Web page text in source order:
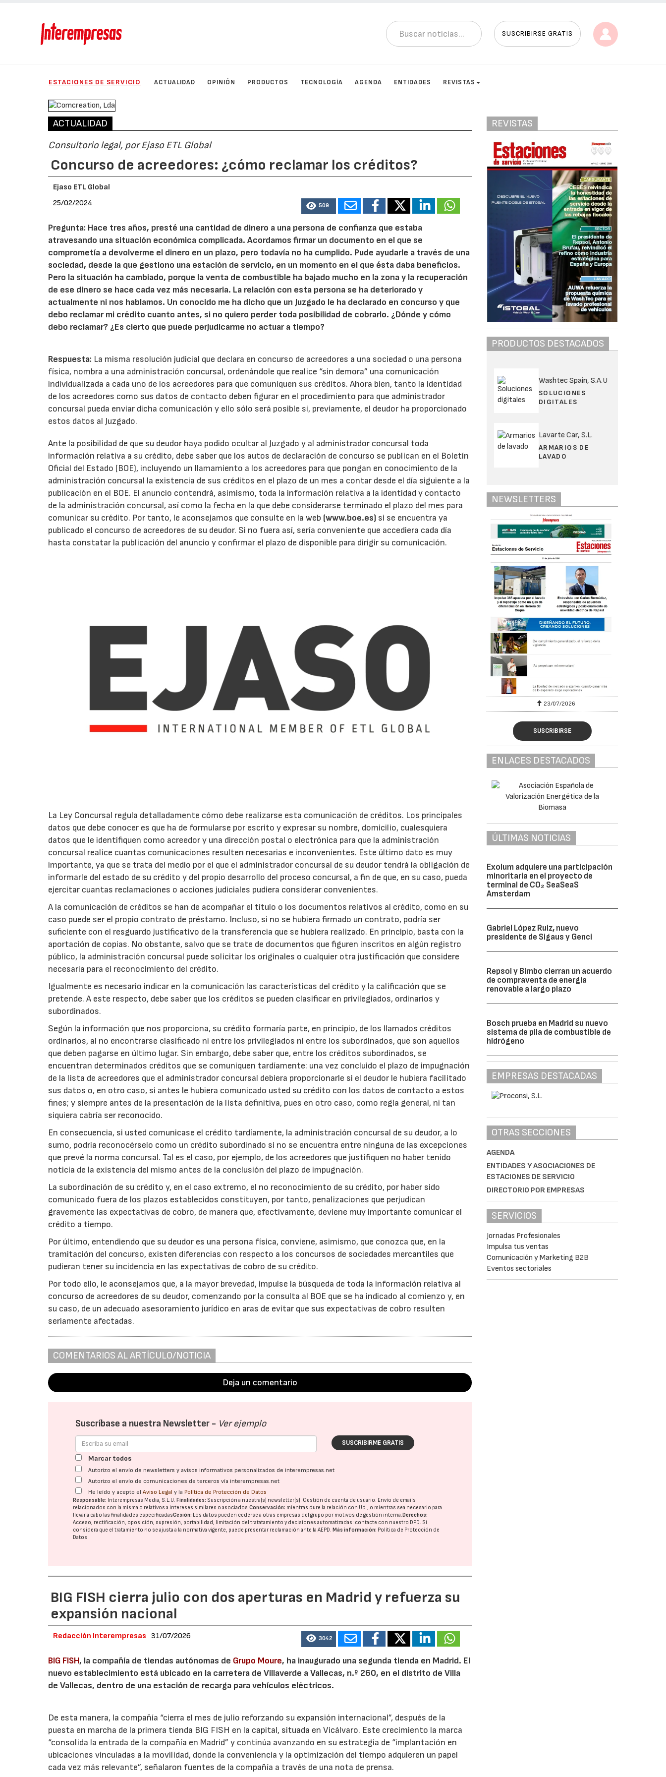
SUSCRIBIRSE GRATIS
ESTACIONES DE SERVICIO ACTUALIDAD OPINIÓN PRODUCTOS TECNOLOGÍA AGENDA ENTIDADES REVISTAS
ACTUALIDAD
Consultorio legal, por Ejaso ETL Global
Concurso de acreedores: ¿cómo reclamar los créditos?
Ejaso ETL Global
25/02/2024
509
Pregunta: Hace tres años, presté una cantidad de dinero a una persona de confianza que estaba
atravesando una situación económica complicada. Acordamos firmar un documento en el que se
comprometía a devolverme el dinero en un plazo, pero todavía no ha cumplido. Pude ayudarle a través de una
sociedad, desde la que gestiono una estación de servicio, en un momento en el que ésta daba beneficios.
Pero la situación ha cambiado, porque la venta de combustible ha bajado mucho en la zona y la recuperación
de ese dinero se hace cada vez más necesaria. La relación con esta persona se ha deteriorado y
actualmente ni nos hablamos. Un conocido me ha dicho que un Juzgado le ha declarado en concurso y que
debo reclamar mi crédito cuanto antes, si no quiero perder toda posibilidad de cobrarlo. ¿Dónde y cómo
debo reclamar? ¿Es cierto que puede perjudicarme no actuar a tiempo?
Respuesta: La misma resolución judicial que declara en concurso de acreedores a una sociedad o una persona
física, nombra a una administración concursal, ordenándole que realice “sin demora” una comunicación
individualizada a cada uno de los acreedores para que comuniquen sus créditos. Ahora bien, tanto la identidad
de los acreedores como sus datos de contacto deben figurar en el procedimiento para que administrador
concursal pueda enviar dicha comunicación y ello sólo será posible si, previamente, el deudor ha proporcionado
estos datos al Juzgado.
Ante la posibilidad de que su deudor haya podido ocultar al Juzgado y al administrador concursal toda
información relativa a su crédito, debe saber que los autos de declaración de concurso se publican en el Boletín
Oficial del Estado (BOE), incluyendo un llamamiento a los acreedores para que pongan en conocimiento de la
administración concursal la existencia de sus créditos en el plazo de un mes a contar desde el día siguiente a la
publicación en el BOE. El anuncio contendrá, asimismo, toda la información relativa a la identidad y contacto
de la administración concursal, así como la fecha en la que debe considerarse terminado el plazo del mes para
comunicar su crédito. Por tanto, le aconsejamos que consulte en la web (www.boe.es) si se encuentra ya
publicado el concurso de acreedores de su deudor. Si no fuera así, sería conveniente que accediera cada día
hasta constatar la publicación del anuncio y confirmar el plazo de disponible para dirigir su comunicación.
La Ley Concursal regula detalladamente cómo debe realizarse esta comunicación de créditos. Los principales
datos que debe conocer es que ha de formularse por escrito y expresar su nombre, domicilio, cualesquiera
datos que le identifiquen como acreedor y una dirección postal o electrónica para que la administración
concursal realice cuantas comunicaciones resulten necesarias e inconvenientes. Este último dato es muy
importante, ya que se trata del medio por el que el administrador concursal de su deudor tendrá la obligación de
informarle del estado de su crédito y del propio desarrollo del proceso concursal, a fin de que, en su caso, pueda
ejercitar cuantas reclamaciones o acciones judiciales pudiera considerar convenientes.
A la comunicación de créditos se han de acompañar el título o los documentos relativos al crédito, como en su
caso puede ser el propio contrato de préstamo. Incluso, si no se hubiera firmado un contrato, podría ser
suficiente con el resguardo justificativo de la transferencia que se hubiera realizado. En principio, basta con la
aportación de copias. No obstante, salvo que se trate de documentos que figuren inscritos en algún registro
público, la administración concursal puede solicitar los originales o cualquier otra justificación que considere
necesaria para el reconocimiento del crédito.
Igualmente es necesario indicar en la comunicación las características del crédito y la calificación que se
pretende. A este respecto, debe saber que los créditos se pueden clasificar en privilegiados, ordinarios y
subordinados.
Según la información que nos proporciona, su crédito formaría parte, en principio, de los llamados créditos
ordinarios, al no encontrarse clasificado ni entre los privilegiados ni entre los subordinados, que son aquellos
que deben pagarse en último lugar. Sin embargo, debe saber que, entre los créditos subordinados, se
encuentran determinados créditos que se comuniquen tardíamente: una vez concluido el plazo de impugnación
de la lista de acreedores que el administrador concursal debiera proporcionarle si el deudor le hubiera facilitado
sus datos o, en otro caso, si antes le hubiera comunicado usted su crédito con los datos de contacto a estos
fines; y siempre antes de la presentación de la lista definitiva, pues en otro caso, como regla general, ni tan
siquiera cabría ser reconocido.
En consecuencia, si usted comunicase el crédito tardíamente, la administración concursal de su deudor, a lo
sumo, podría reconocérselo como un crédito subordinado si no se encuentra entre ninguna de las excepciones
que prevé la norma concursal. Tal es el caso, por ejemplo, de los acreedores que justifiquen no haber tenido
noticia de la existencia del mismo antes de la conclusión del plazo de impugnación.
La subordinación de su crédito y, en el caso extremo, el no reconocimiento de su crédito, por haber sido
comunicado fuera de los plazos establecidos constituyen, por tanto, penalizaciones que perjudican
gravemente las expectativas de cobro, de manera que, efectivamente, deviene muy importante comunicar el
crédito a tiempo.
Por último, entendiendo que su deudor es una persona física, conviene, asimismo, que conozca que, en la
tramitación del concurso, existen diferencias con respecto a los concursos de sociedades mercantiles que
pudieran tener su incidencia en las expectativas de cobro de su crédito.
Por todo ello, le aconsejamos que, a la mayor brevedad, impulse la búsqueda de toda la información relativa al
concurso de acreedores de su deudor, comenzando por la consulta al BOE que se ha indicado al comienzo y, en
su caso, de un adecuado asesoramiento jurídico en aras de evitar que sus expectativas de cobro resulten
seriamente afectadas.
COMENTARIOS AL ARTÍCULO/NOTICIA
Deja un comentario
Suscríbase a nuestra Newsletter - Ver ejemplo
SUSCRIBIRME GRATIS
Marcar todos
Autorizo el envío de newsletters y avisos informativos personalizados de interempresas.net
Autorizo el envío de comunicaciones de terceros vía interempresas.net
He leído y acepto elAviso Legal y la Política de Protección de Datos
Responsable: Interempresas Media, S.L.U.Finalidades: Suscripción a nuestra(s) newsletter(s). Gestión de cuenta de usuario. Envío de emails
relacionados con la misma o relativos a intereses similares o asociados.Conservación: mientras dure la relación con Ud., o mientras sea necesario para
llevar a cabo las finalidades especificadasCesión: Los datos pueden cederse a otras empresas del grupo por motivos de gestión interna.Derechos:
Acceso, rectificación, oposición, supresión, portabilidad, limitación del tratatamiento y decisiones automatizadas: contacte con nuestro DPD. Si
considera que el tratamiento no se ajusta a la normativa vigente, puede presentar reclamación ante laAEPD.Más información: Política de Protección de
Datos
BIG FISH cierra julio con dos aperturas en Madrid y refuerza su
expansión nacional
Redacción Interempresas 31/07/2026 3042
BIG FISH, la compañía de tiendas autónomas de Grupo Moure, ha inaugurado una segunda tienda en Madrid. El
nuevo establecimiento está ubicado en la carretera de Villaverde a Vallecas, n.º 260, en el distrito de Villa
de Vallecas, dentro de una estación de recarga para vehículos eléctricos.
De esta manera, la compañía “cierra el mes de julio reforzando su expansión internacional”, después de la
puesta en marcha de la primera tienda BIG FISH en la capital, situada en Vicálvaro. Este crecimiento la marca
“consolida la entrada de la compañía en Madrid” y continúa avanzando en su estrategia de “implantación en
ubicaciones vinculadas a la movilidad, donde la conveniencia y la optimización del tiempo adquieren un papel
cada vez más relevante”, señalaron fuentes de la compañía a través de una nota de prensa.
REVISTAS
PRODUCTOS DESTACADOS
Washtec Spain, S.A.U
SOLUCIONES
DIGITALES
Lavarte Car, S.L.
ARMARIOS DE
LAVADO
NEWSLETTERS
23/07/2026 30/07/2026 23/07/2026
SUSCRIBIRSE
ENLACES DESTACADOS
ÚLTIMAS NOTICIAS
Exolum adquiere una participación
minoritaria en el proyecto de
terminal de CO₂ SeaSeaS
Amsterdam
Gabriel López Ruiz, nuevo
presidente de Sigaus y Genci
Repsol y Bimbo cierran un acuerdo
de compraventa de energía
renovable a largo plazo
Bosch prueba en Madrid su nuevo
sistema de pila de combustible de
hidrógeno
EMPRESAS DESTACADAS
OTRAS SECCIONES
AGENDA
ENTIDADES Y ASOCIACIONES DE
ESTACIONES DE SERVICIO
DIRECTORIO POR EMPRESAS
SERVICIOS
Jornadas Profesionales
Impulsa tus ventas
Comunicación y Marketing B2B
Eventos sectoriales